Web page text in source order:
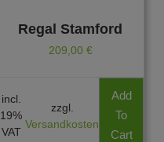
Regal Stamford
209,00 €
incl.
19%
VAT
zzgl.
Versandkosten
Add
To
Cart